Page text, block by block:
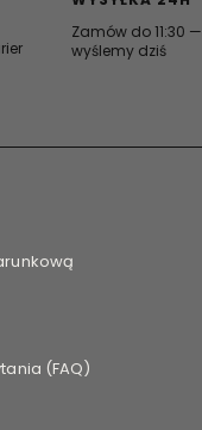
Zamów do 11:30 —
wyślemy dziś
(FAQ)